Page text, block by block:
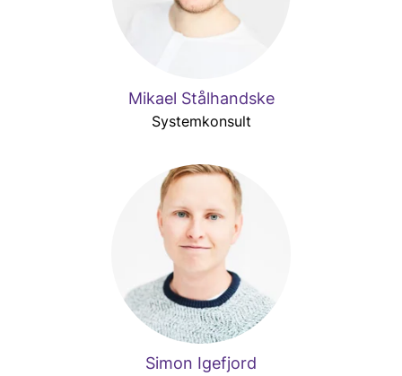
Mikael Stålhandske
Systemkonsult
Simon Igefjord